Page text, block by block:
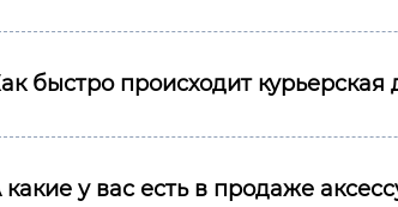
быстро происходит курьерская
какие у вас есть в продаже